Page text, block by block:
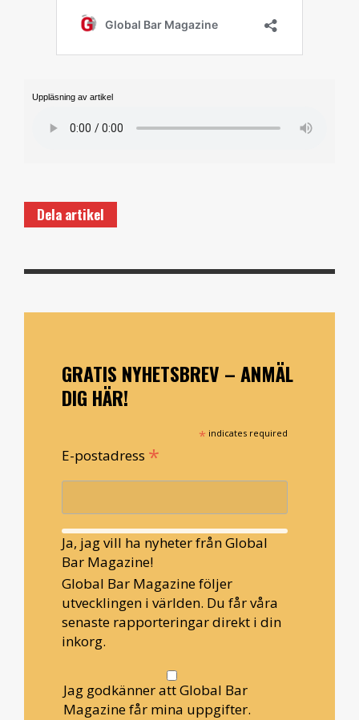
Uppläsning av artikel
Dela artikel
GRATIS NYHETSBREV – ANMÄL
DIG HÄR!
* indicates required
E-postadress *
Ja, jag vill ha nyheter från Global
Bar Magazine!
Global Bar Magazine följer
utvecklingen i världen. Du får våra
senaste rapporteringar direkt i din
inkorg.
Jag godkänner att Global Bar
Magazine får mina uppgifter.